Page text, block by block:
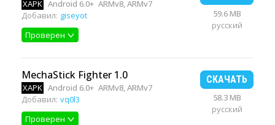
XAPK Android 6.0+ ARMv8, ARMv7
Добавил: giseyot
Проверен
59.6 MB
русский
MechaStick Fighter 1.0
XAPK Android 6.0+ ARMv8, ARMv7
Добавил: vq0l3
Проверен
СКАЧАТЬ
58.3 MB
русский